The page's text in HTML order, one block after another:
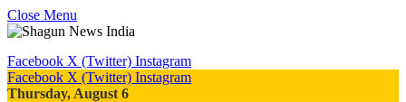
Close Menu
Facebook X (Twitter) Instagram
Facebook X (Twitter) Instagram
Thursday, August 6